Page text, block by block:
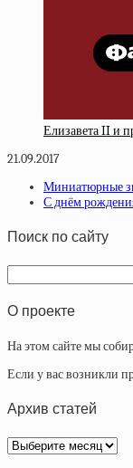
Елизавета II и
21.09.2017
Миниатюрные
С днём
Поиск по сайту
О проекте
На этом сайте мы
Если у вас возникли
Архив статей
Архив
статей